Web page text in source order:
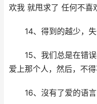
欢我 就甩求了 任何不喜
14、得到的越少，
15、我们总是在错
爱上那个人，然后，不得
16、沒有了爱的语